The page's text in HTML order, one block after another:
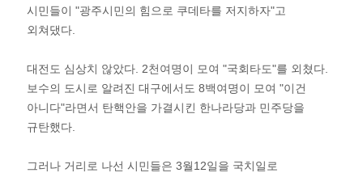
시민들이 "광주시민의 힘으로 쿠데타를 저지하자"고
외쳐댔다.
대전도 심상치 않았다. 2천여명이 모여 "국회타도"를 외쳤다.
보수의 도시로 알려진 대구에서도 8백여명이 모여 "이건
아니다"라면서 탄핵안을 가결시킨 한나라당과 민주당을
규탄했다.
그러나 거리로 나선 시민들은 3월12일을 국치일로